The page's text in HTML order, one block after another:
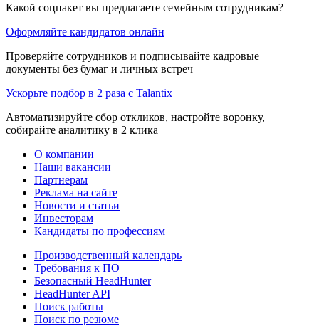
Какой соцпакет вы предлагаете семейным сотрудникам?
Оформляйте кандидатов онлайн
Проверяйте сотрудников и подписывайте кадровые
документы без бумаг и личных встреч
Ускорьте подбор в 2 раза с Talantix
Автоматизируйте сбор откликов, настройте воронку,
собирайте аналитику в 2 клика
О компании
Наши вакансии
Партнерам
Реклама на сайте
Новости и статьи
Инвесторам
Кандидаты по профессиям
Производственный календарь
Требования к ПО
Безопасный HeadHunter
HeadHunter API
Поиск работы
Поиск по резюме